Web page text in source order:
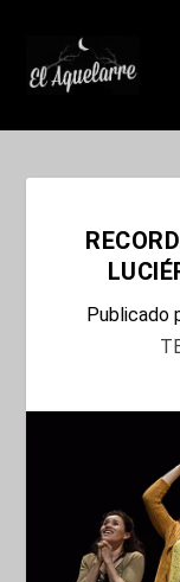
Publicado